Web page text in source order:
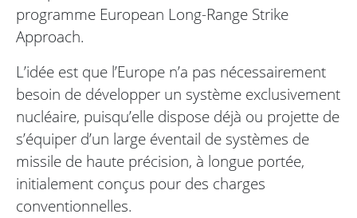
programme European Long-Range Strike
Approach.
L’idée est que l’Europe n’a pas nécessairement
besoin de développer un système exclusivement
nucléaire, puisqu’elle dispose déjà ou projette de
s’équiper d’un large éventail de systèmes de
missile de haute précision, à longue portée,
initialement conçus pour des charges
conventionnelles.